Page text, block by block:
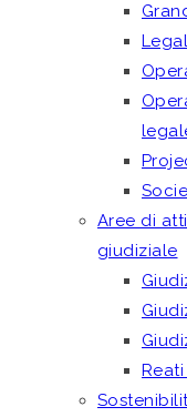
Aree di
giudiziale